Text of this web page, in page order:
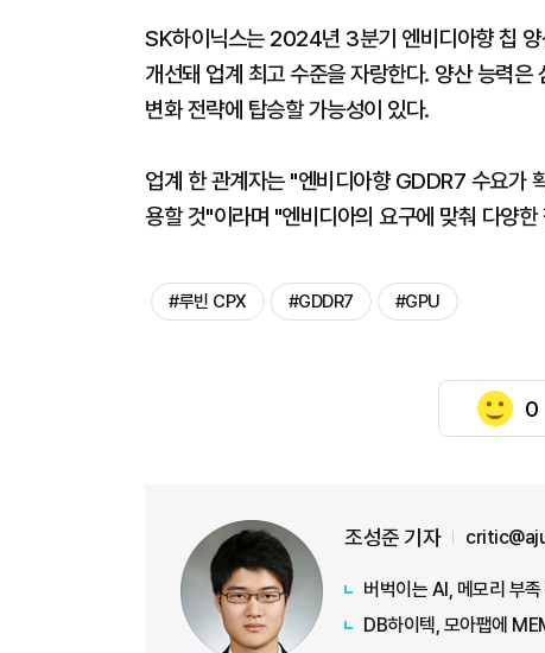
SK하이닉스는 2024년 3분기 엔비디아향 칩
개선돼 업계 최고 수준을 자랑한다. 양산 능력
변화 전략에 탑승할 가능성이 있다.
업계 한 관계자는 "엔비디아향 GDDR7 수요가
용할 것"이라며 "엔비디아의 요구에 맞춰 다양
#루빈 CPX #GDDR7 #GPU
0
조성준 기자
버벅이는 AI, 메모리 부
DB하이텍, 모아팹에